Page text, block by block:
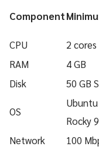
Component
CPU
2 cores
RAM
4 GB
Disk
50 GB
OS
Rocky
Network 100